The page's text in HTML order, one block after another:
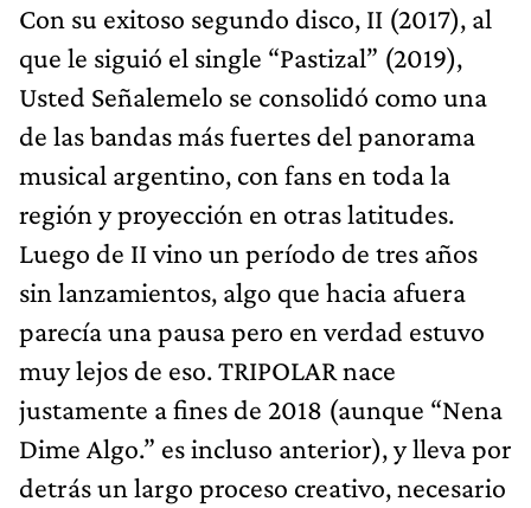
Con su exitoso segundo disco, II (2017), al
que le siguió el single “Pastizal” (2019),
Usted Señalemelo se consolidó como una
de las bandas más fuertes del panorama
musical argentino, con fans en toda la
región y proyección en otras latitudes.
Luego de II vino un período de tres años
sin lanzamientos, algo que hacia afuera
parecía una pausa pero en verdad estuvo
muy lejos de eso. TRIPOLAR nace
justamente a fines de 2018 (aunque “Nena
Dime Algo.” es incluso anterior), y lleva por
detrás un largo proceso creativo, necesario